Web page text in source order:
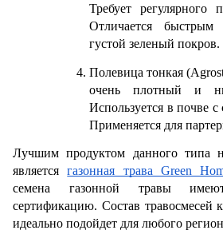
Требует регулярного
Отличается
густой зеленый покров.
Полевица тонкая
очень плотный и
Используется в почве
Применяется для
Лучшим продуктом данного типа
является газонная трава Green
семена газонной травы
сертификацию. Состав травосмесей
идеально подойдет для любого